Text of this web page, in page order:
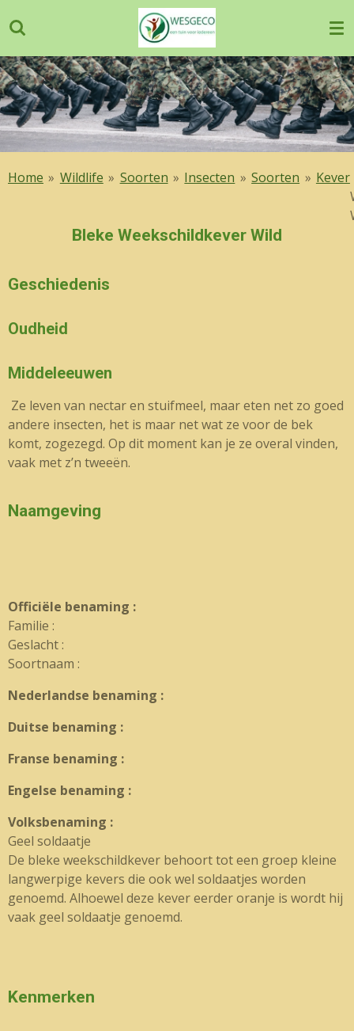
direct
naar
de
hoofdinhoud
Home » Wildlife » Soorten » Insecten » Soorten » Kever
Bleke Weekschildkever Wild
Geschiedenis
Oudheid
Middeleeuwen
Ze leven van nectar en stuifmeel, maar eten net zo goed
andere insecten, het is maar net wat ze voor de bek
komt, zogezegd. Op dit moment kan je ze overal vinden,
vaak met z’n tweeën.
Naamgeving
Officiële benaming :
Familie :
Geslacht :
Soortnaam :
Nederlandse benaming :
Duitse benaming :
Franse benaming :
Engelse benaming :
Volksbenaming :
Geel soldaatje
De bleke weekschildkever behoort tot een groep kleine
langwerpige kevers die ook wel soldaatjes worden
genoemd. Alhoewel deze kever eerder oranje is wordt hij
vaak geel soldaatje genoemd.
Kenmerken